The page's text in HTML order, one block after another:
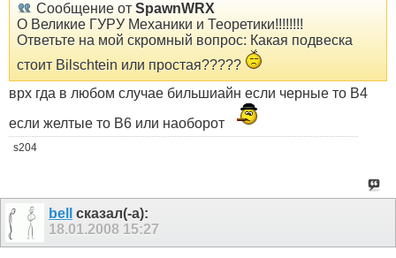
Сообщение от SpawnWRX
О Великие ГУРУ Механики и Теоретики!!!!!!!!
Ответьте на мой скромный вопрос: Какая подвеска
стоит Bilschtein или простая?????
врх гда в любом случае бильшиайн если черные то В4
если желтые то В6 или наоборот
s204
bell
сказал(-а):
18.01.2008 15:27